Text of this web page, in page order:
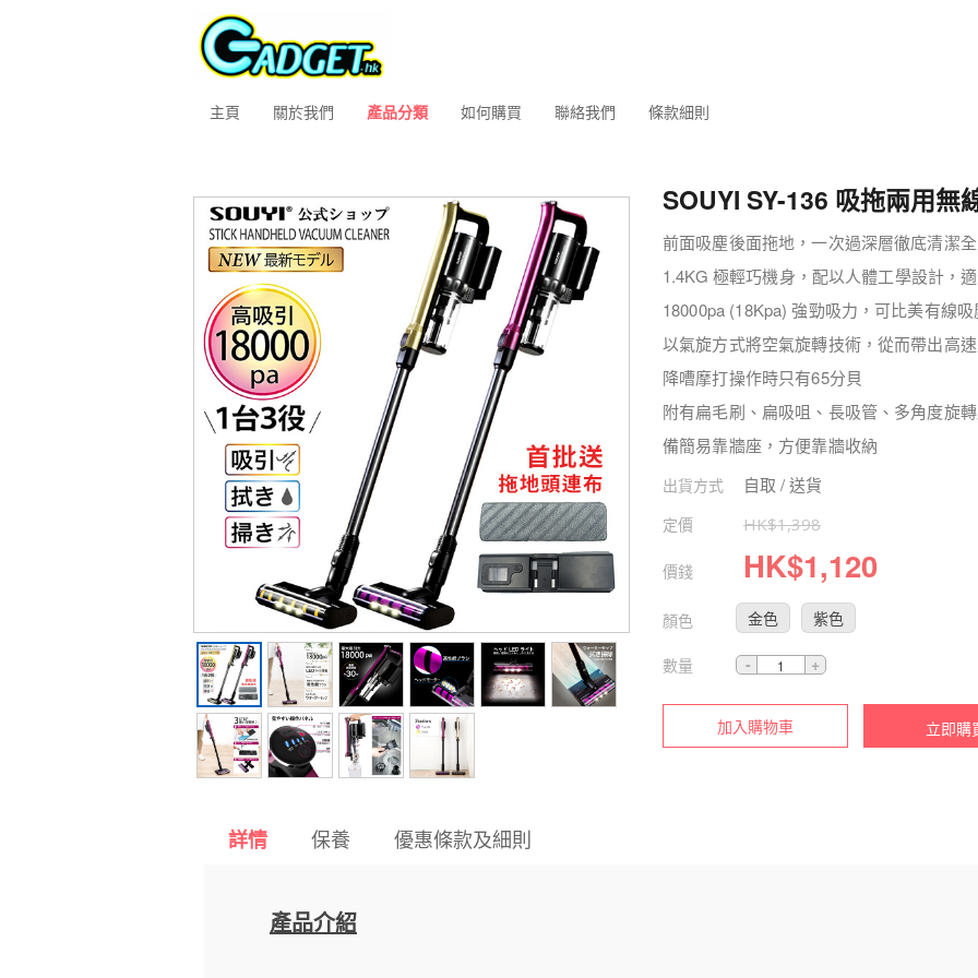
主頁 關於我們 產品分類 如何購買 聯絡我們 條款細則
SOUYI SY-136 吸拖兩用無
前面吸塵後面拖地，一次過深層徹底清潔
1.4KG 極輕巧機身，配以人體工學設計，
18000pa (18Kpa) 強勁吸力，可比美有線吸
以氣旋方式將空氣旋轉技術，從而帶出高
降嘈摩打操作時只有65分貝
附有扁毛刷、扁吸咀、長吸管、多角度旋轉
備簡易靠牆座，方便靠牆收納
出貨方式 自取 / 送貨
定價 HK$1,398
價錢 HK$1,120
顏色 金色 紫色
數量
加入購物車 立即購
詳情 保養 優惠條款及細則
產品介紹